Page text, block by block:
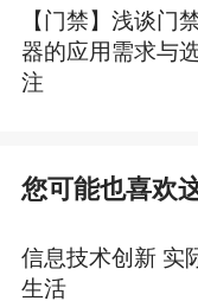
【门禁】浅谈门
器的应用需求与
注
您可能也喜欢
信息技术创新 实
生活